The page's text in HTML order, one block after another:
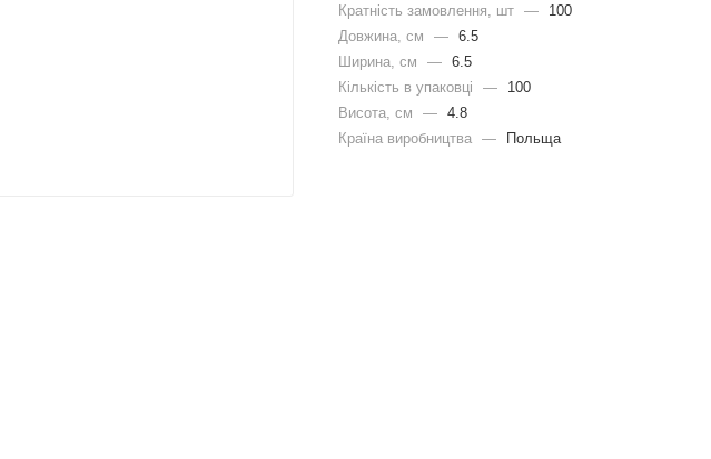
Кратність замовлення, шт —
100
Довжина, cм
— 6.5
Ширина, cм
— 6.5
Кількість в упаковці
—
100
Висота, см
— 4.8
Країна виробництва — Польща